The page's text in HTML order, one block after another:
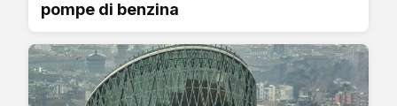
pompe di benzina